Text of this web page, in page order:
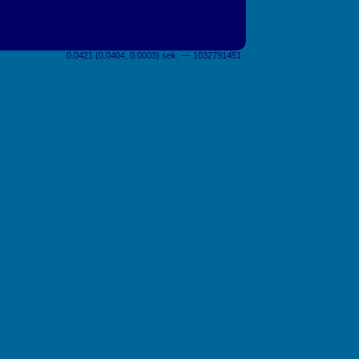
0.0421 (0.0404, 0.0003) sek. –– 1032791451